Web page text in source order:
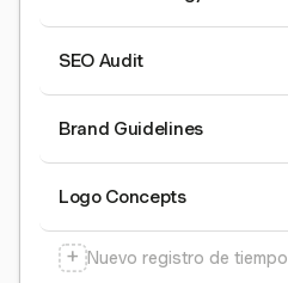
SEO Audit
Brand Guidelines
Logo Concepts
+ Nuevo registro de tiempo